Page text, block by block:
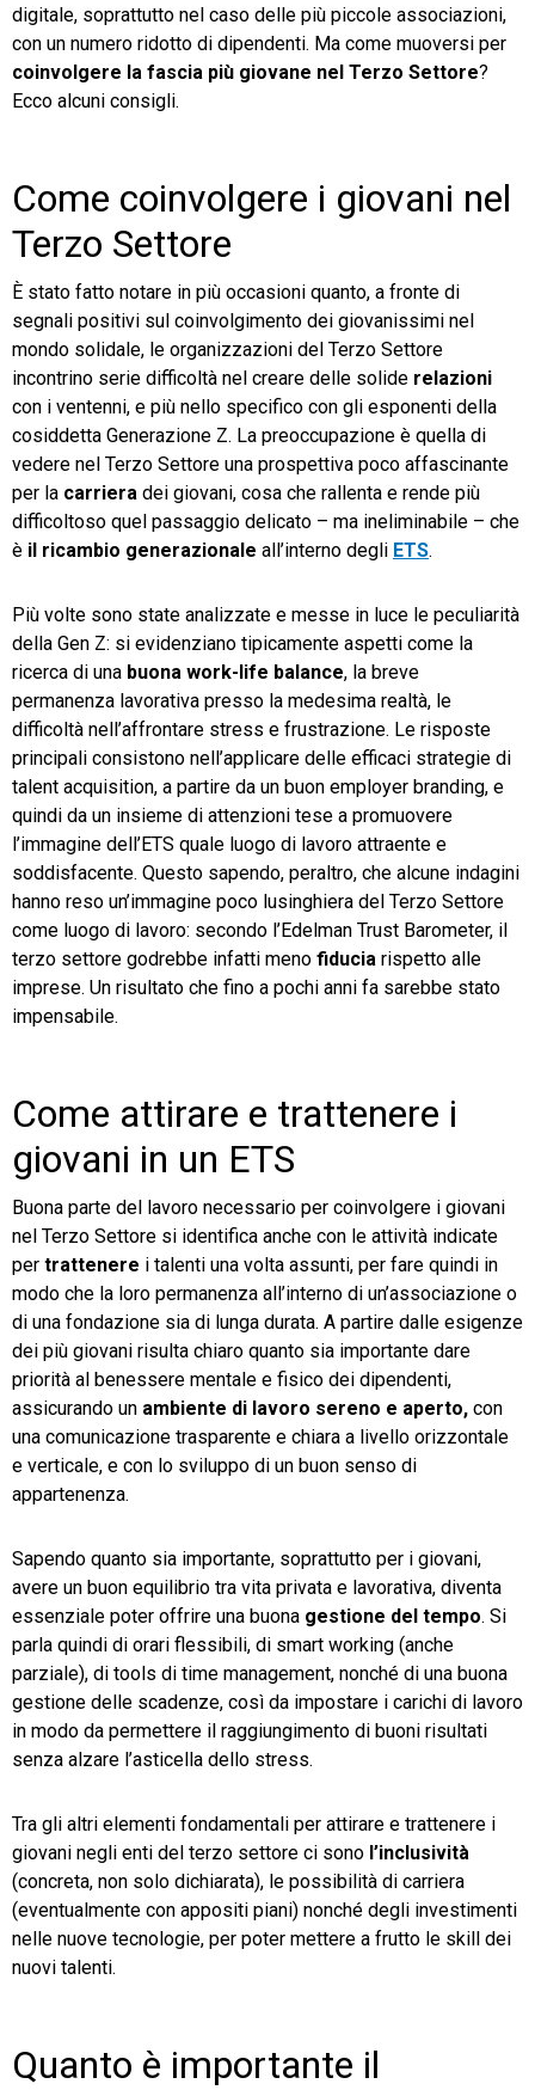
digitale, soprattutto nel caso delle più piccole associazioni,
con un numero ridotto di dipendenti. Ma come muoversi per
coinvolgere la fascia più giovane nel Terzo Settore?
Ecco alcuni consigli.
Come coinvolgere i giovani nel
Terzo Settore
È stato fatto notare in più occasioni quanto, a fronte di
segnali positivi sul coinvolgimento dei giovanissimi nel
mondo solidale, le organizzazioni del Terzo Settore
incontrino serie difficoltà nel creare delle solide relazioni
con i ventenni, e più nello specifico con gli esponenti della
cosiddetta Generazione Z. La preoccupazione è quella di
vedere nel Terzo Settore una prospettiva poco affascinante
per la carriera dei giovani, cosa che rallenta e rende più
difficoltoso quel passaggio delicato – ma ineliminabile – che
è il ricambio generazionale all’interno degli ETS.
Più volte sono state analizzate e messe in luce le peculiarità
della Gen Z: si evidenziano tipicamente aspetti come la
ricerca di una buona work-life balance, la breve
permanenza lavorativa presso la medesima realtà, le
difficoltà nell’affrontare stress e frustrazione. Le risposte
principali consistono nell’applicare delle efficaci strategie di
talent acquisition, a partire da un buon employer branding, e
quindi da un insieme di attenzioni tese a promuovere
l’immagine dell’ETS quale luogo di lavoro attraente e
soddisfacente. Questo sapendo, peraltro, che alcune indagini
hanno reso un’immagine poco lusinghiera del Terzo Settore
come luogo di lavoro: secondo l’Edelman Trust Barometer, il
terzo settore godrebbe infatti meno fiducia rispetto alle
imprese. Un risultato che fino a pochi anni fa sarebbe stato
impensabile.
Come attirare e trattenere i
giovani in un ETS
Buona parte del lavoro necessario per coinvolgere i giovani
nel Terzo Settore si identifica anche con le attività indicate
per trattenere i talenti una volta assunti, per fare quindi in
modo che la loro permanenza all’interno di un’associazione o
di una fondazione sia di lunga durata. A partire dalle esigenze
dei più giovani risulta chiaro quanto sia importante dare
priorità al benessere mentale e fisico dei dipendenti,
assicurando un ambiente di lavoro sereno e aperto, con
una comunicazione trasparente e chiara a livello orizzontale
e verticale, e con lo sviluppo di un buon senso di
appartenenza.
Sapendo quanto sia importante, soprattutto per i giovani,
avere un buon equilibrio tra vita privata e lavorativa, diventa
essenziale poter offrire una buona gestione del tempo. Si
parla quindi di orari flessibili, di smart working (anche
parziale), di tools di time management, nonché di una buona
gestione delle scadenze, così da impostare i carichi di lavoro
in modo da permettere il raggiungimento di buoni risultati
senza alzare l’asticella dello stress.
Tra gli altri elementi fondamentali per attirare e trattenere i
giovani negli enti del terzo settore ci sono l’inclusività
(concreta, non solo dichiarata), le possibilità di carriera
(eventualmente con appositi piani) nonché degli investimenti
nelle nuove tecnologie, per poter mettere a frutto le skill dei
nuovi talenti.
Quanto è importante il